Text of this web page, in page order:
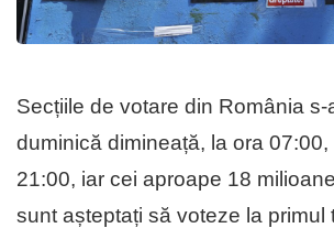
Secțiile de votare din România
duminică dimineață, la ora
21:00, iar cei aproape 18
sunt așteptați să voteze la primul